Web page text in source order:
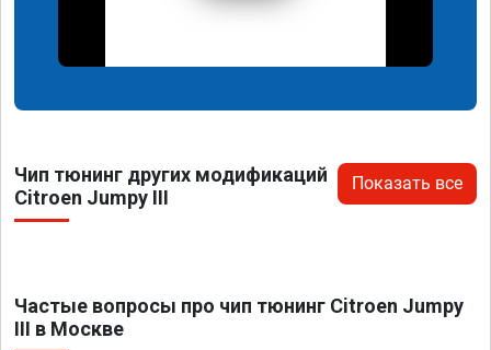
Чип тюнинг других модификаций
Citroen Jumpy III
Показать все
Частые вопросы про чип тюнинг Citroen Jumpy
III в Москве